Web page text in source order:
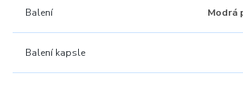
Balení Modrá
Balení kapsle